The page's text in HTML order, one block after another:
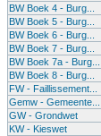
BW Boek 4 - Burg...
BW Boek 5 - Burg...
BW Boek 6 - Burg...
BW Boek 7 - Burg...
BW Boek 7a - Burg...
BW Boek 8 - Burg...
FW - Faillissement...
Gemw - Gemeente...
GW - Grondwet
KW - Kieswet